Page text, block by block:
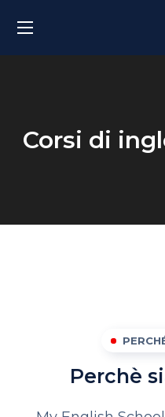
Corsi di
Perchè